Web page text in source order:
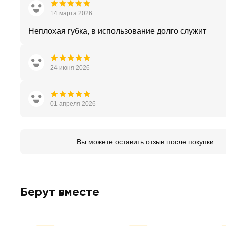
14 марта 2026
Неплохая губка, в использование долго служит
24 июня 2026
01 апреля 2026
Вы можете оставить отзыв после покупки
Берут вместе